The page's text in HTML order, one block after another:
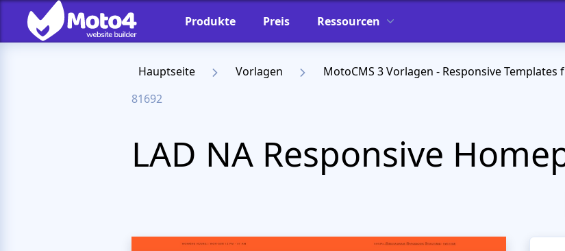
Produkte Preis Ressourcen
Hauptseite Vorlagen MotoCMS 3 Vorlagen - Responsive Templates
81692
LAD NA Responsive